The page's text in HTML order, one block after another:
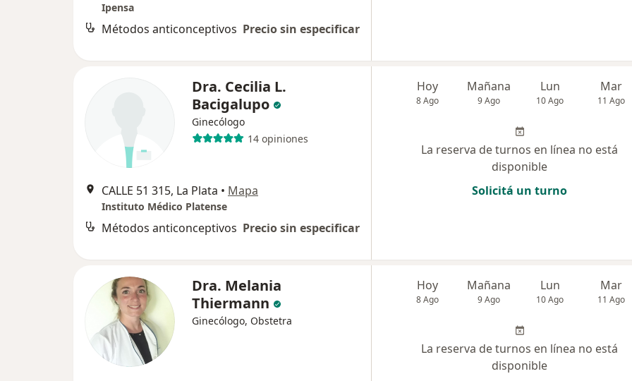
Ipensa
Métodos anticonceptivos Precio sin especificar
Dra. Cecilia L.
Bacigalupo
Ginecólogo
14 opiniones
CALLE 51 315, La Plata • Mapa
Instituto Médico Platense
Métodos anticonceptivos Precio sin especificar
Hoy
8 Ago
Mañana
9 Ago
Lun
10 Ago
Mar
11 Ago
La reserva de turnos en línea no está
disponible
Solicitá un turno
Dra. Melania
Thiermann
Ginecólogo, Obstetra
Hoy
8 Ago
Mañana
9 Ago
Lun
10 Ago
Mar
11 Ago
La reserva de turnos en línea no está
disponible